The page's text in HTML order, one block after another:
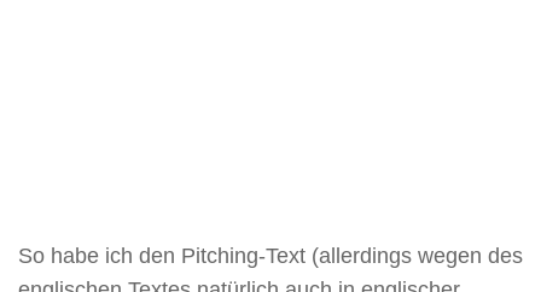
So habe ich den Pitching-Text (allerdings wegen des